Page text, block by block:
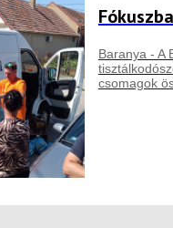
Baranya - A
csomagok